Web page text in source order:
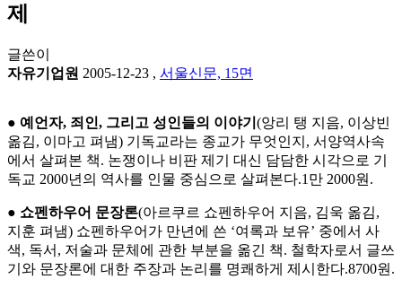
제
글쓴이
자유기업원 2005-12-23 , 서울신문, 15면
● 예언자, 죄인, 그리고 성인들의 이야기 (앙리 탱 지음, 이상빈
옮김, 이마고 펴냄) 기독교라는 종교가 무엇인지, 서양역사속
에서 살펴본 책. 논쟁이나 비판 제기 대신 담담한 시각으로 기
독교 2000년의 역사를 인물 중심으로 살펴본다.1만 2000원.
● 쇼펜하우어 문장론(아르쿠르 쇼펜하우어 지음, 김욱 옮김,
지훈 펴냄) 쇼펜하우어가 만년에 쓴 ‘여록과 보유’ 중에서 사
색, 독서, 저술과 문체에 관한 부분을 옮긴 책. 철학자로서 글쓰
기와 문장론에 대한 주장과 논리를 명쾌하게 제시한다.8700원.